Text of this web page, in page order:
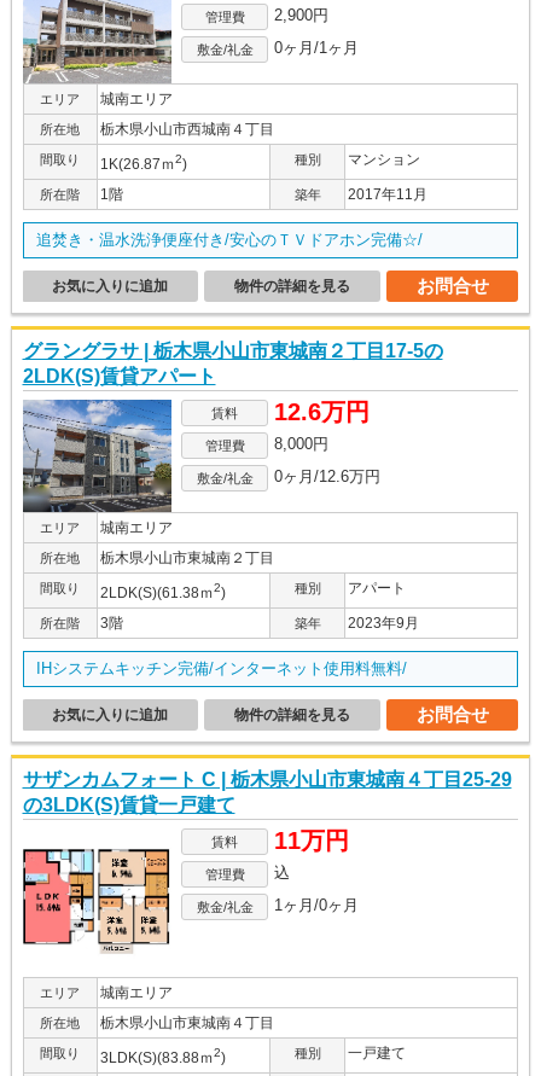
管理費 2,900円
敷金/礼金 0ヶ月/1ヶ月
エリア 城南エリア
所在地 栃木県小山市西城南４丁目
間取り 1K(26.87ｍ2) 種別 マンション
所在階 1階 築年 2017年11月
追焚き・温水洗浄便座付き/安心のＴＶドアホン完備☆/
お問合せ
物件の詳細を見る
お気に入りに追加
グラングラサ | 栃木県小山市東城南２丁目17-5の
2LDK(S)賃貸アパート
賃料 12.6万円
管理費 8,000円
敷金/礼金 0ヶ月/12.6万円
エリア 城南エリア
所在地 栃木県小山市東城南２丁目
間取り 2LDK(S)(61.38ｍ2) 種別 アパート
所在階 3階 築年 2023年9月
IHシステムキッチン完備/インターネット使用料無料/
お問合せ
物件の詳細を見る
お気に入りに追加
サザンカムフォート C | 栃木県小山市東城南４丁目25-29
の3LDK(S)賃貸一戸建て
賃料 11万円
管理費 込
敷金/礼金 1ヶ月/0ヶ月
エリア 城南エリア
所在地 栃木県小山市東城南４丁目
間取り 3LDK(S)(83.88ｍ2) 種別 一戸建て